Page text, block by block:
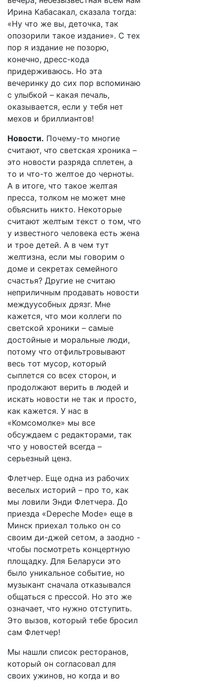
Ирина Кабасакал, сказала тогда:
«Ну что же вы, деточка, так
опозорили такое издание». С тех
пор я издание не позорю,
конечно, дресс-кода
придерживаюсь. Но эта
вечеринку до сих пор вспоминаю
с улыбкой – какая печаль,
оказывается, если у тебя нет
мехов и бриллиантов!
Новости. Почему-то многие
считают, что светская хроника –
это новости разряда сплетен, а
то и что-то желтое до черноты.
А в итоге, что такое желтая
пресса, толком не может мне
объяснить никто. Некоторые
считают желтым текст о том, что
у известного человека есть жена
и трое детей. А в чем тут
желтизна, если мы говорим о
доме и секретах семейного
счастья? Другие не считаю
неприличным продавать новости
междуусобных дрязг. Мне
кажется, что мои коллеги по
светской хроники – самые
достойные и моральные люди,
потому что отфильтровывают
весь тот мусор, который
сыплется со всех сторон, и
продолжают верить в людей и
искать новости не так и просто,
как кажется. У нас в
«Комсомолке» мы все
обсуждаем с редакторами, так
что у новостей всегда –
серьезный ценз.
Флетчер. Еще одна из рабочих
веселых историй – про то, как
мы ловили Энди Флетчера. До
приезда «Depeche Mode» еще в
Минск приехал только он со
своим ди-джей сетом, а заодно -
чтобы посмотреть концертную
площадку. Для Беларуси это
было уникальное событие, но
музыкант сначала отказывался
общаться с прессой. Но это же
означает, что нужно отступить.
Это вызов, который тебе бросил
сам Флетчер!
Мы нашли список ресторанов,
который он согласовал для
своих ужинов, но когда и во